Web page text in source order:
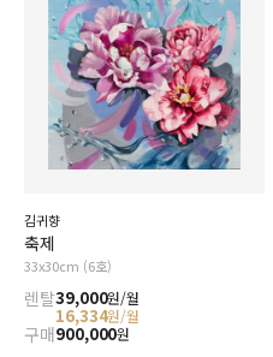
김귀향
축제
33x30cm (6호)
렌탈39,000원/월
16,334원/월
구매900,000원